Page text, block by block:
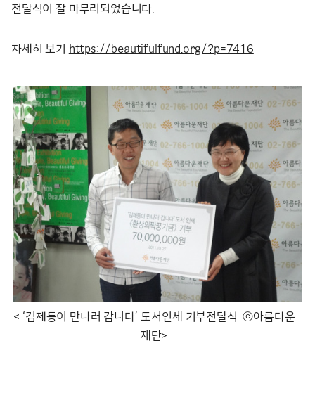
전달식이 잘 마무리되었습니다.
자세히 보기 https://beautifulfund.org/?p=7416
< ‘김제동이 만나러 갑니다’ 도서인세 기부전달식 ⓒ아름다운
재단>